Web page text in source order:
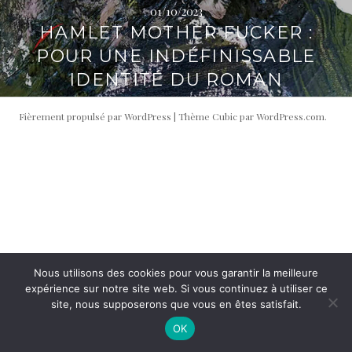
i
p
a
l
t
é
r
a
l
01/10/2023
HAMLET MOTHER FUCKER :
POUR UNE INDÉFINISSABLE
IDENTITÉ DU ROMAN
Fièrement propulsé par WordPress | Thème Cubic parWordPress.com.
Nous utilisons des cookies pour vous garantir la meilleure
expérience sur notre site web. Si vous continuez à utiliser ce
site, nous supposerons que vous en êtes satisfait.
OK